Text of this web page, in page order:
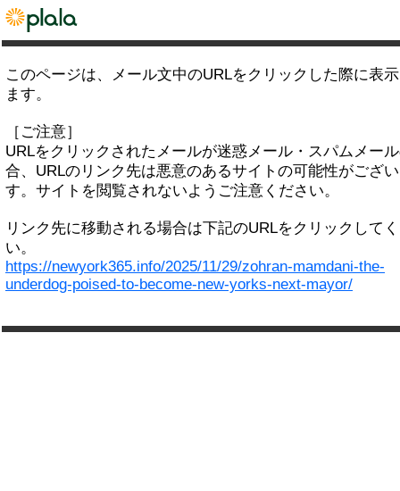
このページは、メール文中のURLをクリックした際に表
ます。
［ご注意］
URLをクリックされたメールが迷惑メール・スパムメー
合、URLのリンク先は悪意のあるサイトの可能性がござ
す。サイトを閲覧されないようご注意ください。
リンク先に移動される場合は下記のURLをクリックして
い。
https://newyork365.info/2025/11/29/zohran-mamdani-the-
underdog-poised-to-become-new-yorks-next-mayor/